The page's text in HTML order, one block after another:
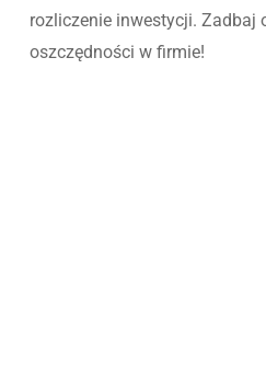
rozliczenie inwestycji. Zadbaj
oszczędności w firmie!